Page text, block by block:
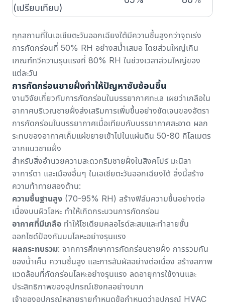
(เปรียบเทียบ)
ทุกสถานที่ในเอเชียตะวันออกเฉียงใต้มีความชื้นสูงกว่าจุดเร่ง
การกัดกร่อนที่ 50% RH อย่างสม่ำเสมอ โดยส่วนใหญ่เกิน
เกณฑ์ทวีความรุนแรงที่ 80% RH ในช่วงเวลาส่วนใหญ่ของ
แต่ละวัน
การกัดกร่อนชายฝั่งทำให้ปัญหาซับซ้อนขึ้น
งานวิจัยเกี่ยวกับการกัดกร่อนในบรรยากาศทะเล เผยว่าเกลือใน
อากาศบริเวณชายฝั่งส่งเสริมการเพิ่มขึ้นอย่างชัดเจนของอัตรา
การกัดกร่อนในบรรยากาศเมื่อเทียบกับบรรยากาศสะอาด ผลก
ระทบของอากาศเค็มแผ่ขยายเข้าไปในแผ่นดิน 50-80 กิโลเมตร
จากแนวชายฝั่ง
สำหรับสิ่งอำนวยความสะดวกริมชายฝั่งในสิงคโปร์ มะนิลา
จาการ์ตา และเมืองอื่นๆ ในเอเชียตะวันออกเฉียงใต้ สิ่งนี้สร้าง
ความท้าทายสองด้าน:
ความชื้นฐานสูง (70-95% RH) สร้างฟิล์มความชื้นอย่างต่อ
เนื่องบนผิวโลหะ ทำให้เกิดกระบวนการกัดกร่อน
อากาศที่มีเกลือ ทำให้โซเดียมคลอไรด์สะสมและทำลายชั้น
ออกไซด์ป้องกันบนโลหะอย่างรุนแรง
ผลกระทบรวม: จากการศึกษาการกัดกร่อนชายฝั่ง การรวมกัน
ของน้ำเค็ม ความชื้นสูง และการสัมผัสอย่างต่อเนื่อง สร้างสภาพ
แวดล้อมที่กัดกร่อนโลหะอย่างรุนแรง ลดอายุการใช้งานและ
ประสิทธิภาพของอุปกรณ์เชิงกลอย่างมาก
เจ้าของอุปกรณ์หลายรายกำหนดข้อกำหนดว่าอุปกรณ์ HVAC